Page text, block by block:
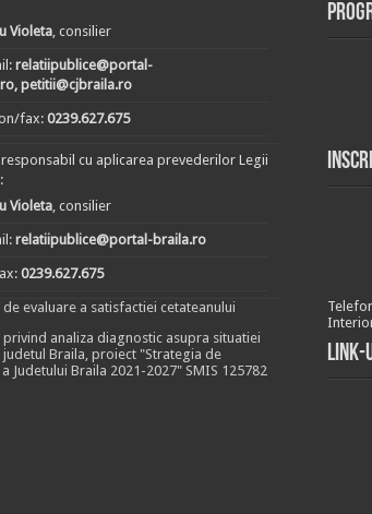
Violeta, consilier
relatiipublice@portal-
petitii@cjbraila.ro
fax: 0239.627.675
cu aplicarea prevederilor Legii
Violeta, consilier
relatiipublice@portal-braila.ro
0239.627.675
evaluare a satisfactiei cetateanului
privind analiza diagnostic asupra situatiei
judetul Braila, proiect "Strategia de
Judetului Braila 2021-2027" SMIS 125782